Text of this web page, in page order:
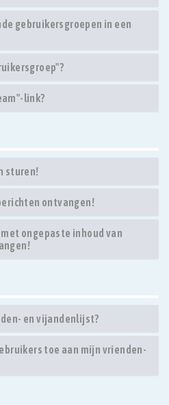
gebruikersgroepen in een
link?
sturen!
ontvangen!
ongepaste inhoud van
en vijandenlijst?
toe aan mijn vrienden-